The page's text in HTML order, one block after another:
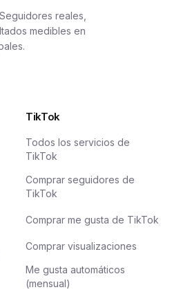
reales,
medibles en
TikTok
Todos los servicios de
TikTok
Comprar seguidores de
TikTok
Comprar me gusta de TikTok
Comprar visualizaciones
Me gusta automáticos
(mensual)